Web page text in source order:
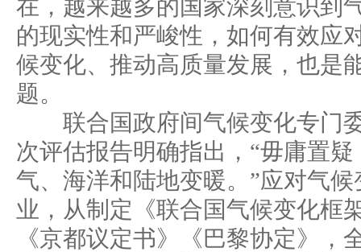
在，越来越多的国家深刻意识到
的现实性和严峻性，如何有效应
候变化、推动高质量发展，也是
题。
联合国政府间气候变化专门委
次评估报告明确指出，“毋庸置
气、海洋和陆地变暖。”应对气
业，从制定《联合国气候变化框
《京都议定书》《巴黎协定》，